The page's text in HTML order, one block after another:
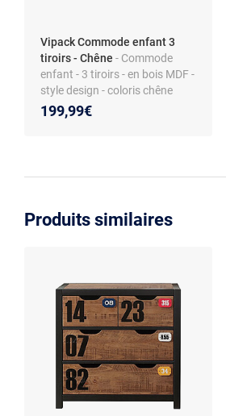
Vipack Commode enfant 3
tiroirs - Chêne - Commode
enfant - 3 tiroirs - en bois MDF -
style design - coloris chêne
199,99€
Produits similaires